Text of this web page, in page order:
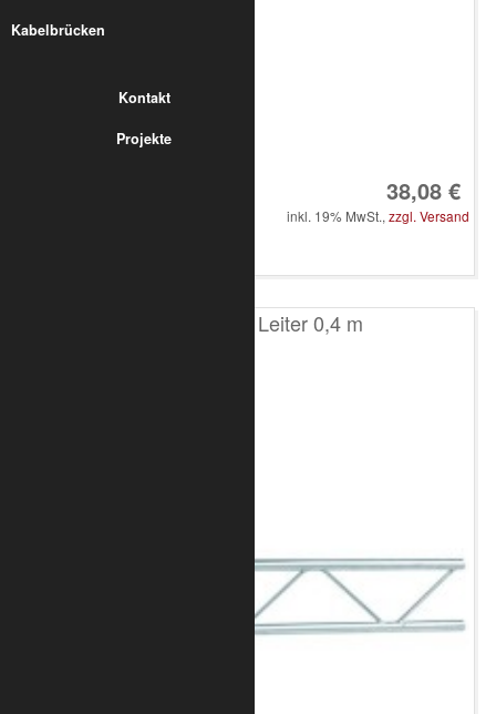
Kabelbrücken
Kontakt
Projekte
38,08 €
inkl. 19% MwSt., zzgl. Versand
T100 2-Punkt Leiter 0,4 m